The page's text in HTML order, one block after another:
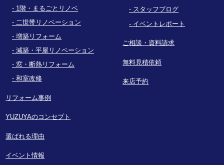
1階・まるごとリノベ
二世帯リノベーション
増築リフォーム
減築・平屋リノベーション
窓・断熱リフォーム
和室改修
リフォーム事例
YUZUYAのコンセプト
選ばれる理由
イベント情報
スタッフブログ
イベントレポート
ご相談・資料請求
無料見積依頼
来店予約